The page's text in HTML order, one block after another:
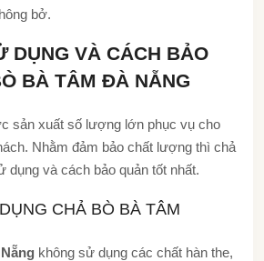
bở.
DỤNG VÀ CÁCH BẢO
BÀ TÂM ĐÀ NẴNG
sản xuất số lượng lớn phục vụ cho
Nhằm đảm bảo chất lượng thì chả
dụng và cách bảo quản tốt nhất.
CHẢ BÒ BÀ TÂM
không sử dụng các chất hàn the,